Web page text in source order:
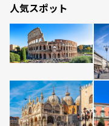
人気スポット